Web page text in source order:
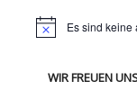
Es sind keine
WIR FREUEN